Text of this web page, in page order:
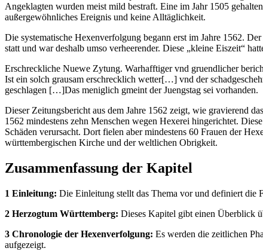
Angeklagten wurden meist mild bestraft. Eine im Jahr 1505
außergewöhnliches Ereignis und keine Alltäglichkeit.
Die systematische Hexenverfolgung begann erst im Jahre 1562.
statt und war deshalb umso verheerender. Diese „kleine Eiszeit“
Erschreckliche Nuewe Zytung. Warhafftiger vnd gruendlicher
Ist ein solch grausam erschrecklich wetter[…] vnd der
geschlagen […]Das meniglich gmeint der Juengstag sei vorhanden.
Dieser Zeitungsbericht aus dem Jahre 1562 zeigt, wie gravierend
1562 mindestens zehn Menschen wegen Hexerei hingerichtet.
Schäden verursacht. Dort fielen aber mindestens 60 Frauen der
württembergischen Kirche und der weltlichen Obrigkeit.
Zusammenfassung der Kapitel
1 Einleitung: Die Einleitung stellt das Thema vor und definiert die
2 Herzogtum Württemberg: Dieses Kapitel gibt einen Überblick
3 Chronologie der Hexenverfolgung: Es werden die zeitlichen
aufgezeigt.